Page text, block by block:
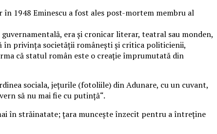
în 1948 Eminescu a fost ales post-mortem membru al
era şi cronicar literar, teatral sau monden,
în privinţa societăţii româneşti şi critica politicienii,
că statul român este o creaţie împrumutată din
sociala, jeţurile (fotoliile) din Adunare, cu un cuvant,
să nu mai fie cu putinţă“.
în străinatate; ţara munceşte înzecit pentru a întreţine